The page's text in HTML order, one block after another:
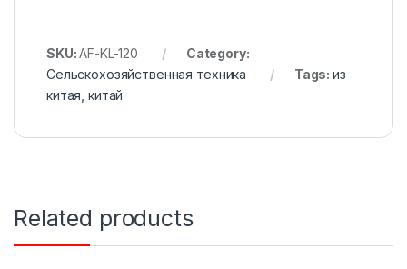
SKU:AF-KL-120
Category:
Сельскохозяйственная техника
Tags: из
китая ,китай
Related products